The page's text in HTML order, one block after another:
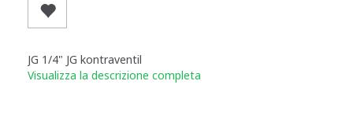
JG 1/4" JG kontraventil
Visualizza la descrizione completa